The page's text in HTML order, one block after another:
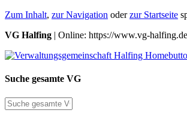
Zum Inhalt, zur Navigation oderzur Startseite
VG Halfing | Online: https://www.vg-
Suche gesamte VG